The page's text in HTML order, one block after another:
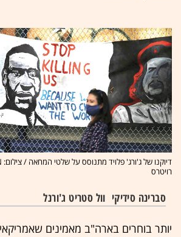
רויטרס
סברינה סידיקי וול סטריט ג'ורנל
יותר בוחרים בארה"ב מאמינים